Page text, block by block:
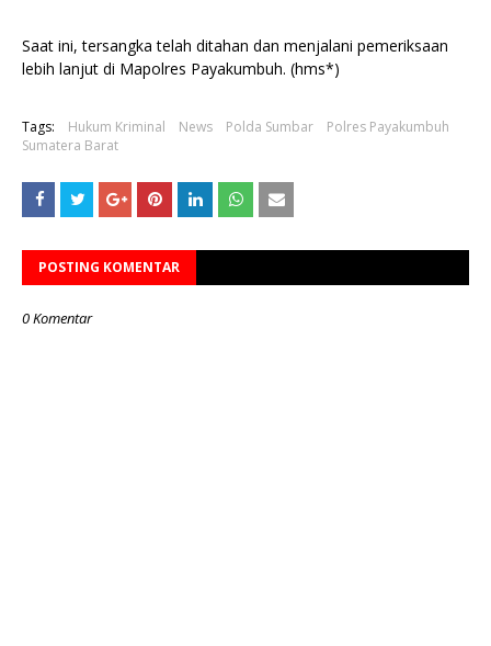
Saat ini, tersangka telah ditahan dan menjalani pemeriksaan
lebih lanjut di Mapolres Payakumbuh. (hms*)
Tags: Hukum Kriminal News Polda Sumbar
Polres Payakumbuh
Sumatera Barat
POSTING KOMENTAR
0 Komentar